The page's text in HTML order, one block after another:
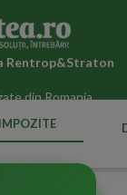
Rentrop&Straton
din Romania